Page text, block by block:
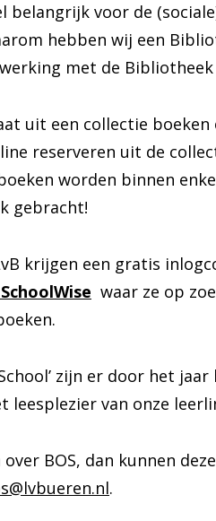
belangrijk voor de
hebben wij een
met de
uit een collectie boeken
reserveren uit de
worden binnen
gebracht!
krijgen een gratis
waar ze op
zijn er door het
leesplezier van onze
BOS, dan kunnen
.